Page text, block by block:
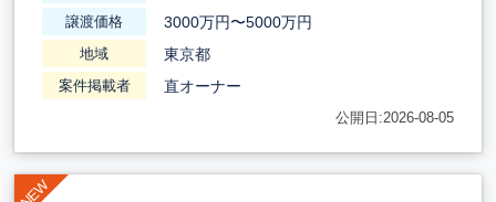
譲渡価格 3000万円〜5000万円
地域 東京都
案件掲載者 直オーナー
公開日:2026-08-05